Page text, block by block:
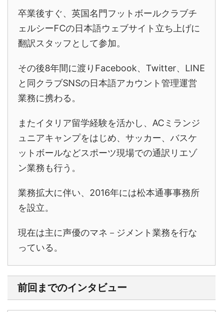
卒業後すぐ、英国名門フットボールクラブチ
ェルシーFCの日本語ウェブサイト立ち上げに
翻訳スタッフとして参加。
その後8年間に渡りFacebook、Twitter、LINE
と同クラブSNSの日本語アカウント管理運営
業務に携わる。
またイタリア留学経験を活かし、ACミランジ
ュニアキャンプをはじめ、サッカー、バスケ
ットボールなどスポーツ現場での通訳リエゾ
ン業務も行う。
業務拡大に伴い、2016年には松本通事事務所
を設立。
現在は主に声優のマネ－ジメント業務を行な
っている。
前回までのインタビュー